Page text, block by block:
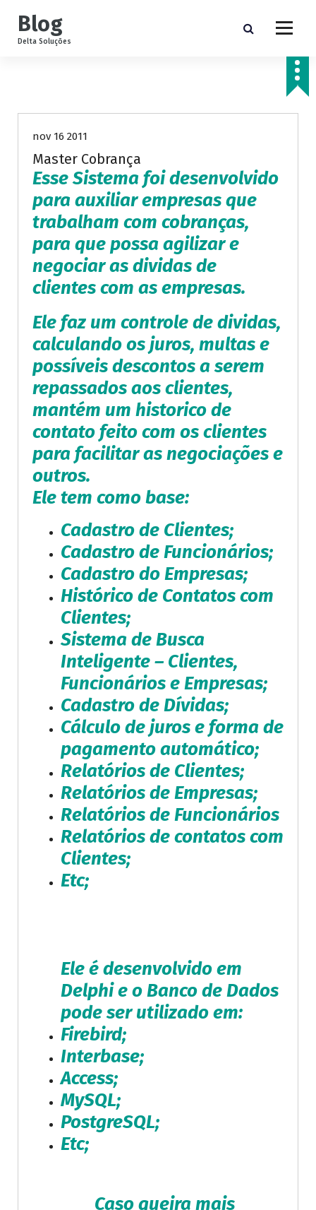
Blog
Delta Soluções
nov 16 2011
Master Cobrança
Esse Sistema foi desenvolvido
para auxiliar empresas que
trabalham com cobranças,
para que possa agilizar e
negociar as dividas de
clientes com as empresas.
Ele faz um controle de dividas,
calculando os juros, multas e
possíveis descontos a serem
repassados aos clientes,
mantém um historico de
contato feito com os clientes
para facilitar as negociações e
outros.
Ele tem como base:
Cadastro de Clientes;
Cadastro de Funcionários;
Cadastro do Empresas;
Histórico de Contatos com
Clientes;
Sistema de Busca
Inteligente – Clientes,
Funcionários e Empresas;
Cadastro de Dívidas;
Cálculo de juros e forma de
pagamento automático;
Relatórios de Clientes;
Relatórios de Empresas;
Relatórios de Funcionários
Relatórios de contatos com
Clientes;
Etc;
Ele é desenvolvido em
Delphi e o Banco de Dados
pode ser utilizado em:
Firebird;
Interbase;
Access;
MySQL;
PostgreSQL;
Etc;
Caso queira mais